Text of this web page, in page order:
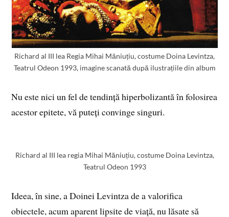
Richard al III lea Regia Mihai Măniuțiu, costume Doina Levintza,
Teatrul Odeon 1993, imagine scanată după ilustrațiile din album
Nu este nici un fel de tendință hiperbolizantă în folosirea
acestor epitete, vă puteți convinge singuri.
Richard al III lea regia Mihai Măniuțiu, costume Doina Levintza,
Teatrul Odeon 1993
Ideea, în sine, a Doinei Levintza de a valorifica
obiectele, acum aparent lipsite de viață, nu lăsate să